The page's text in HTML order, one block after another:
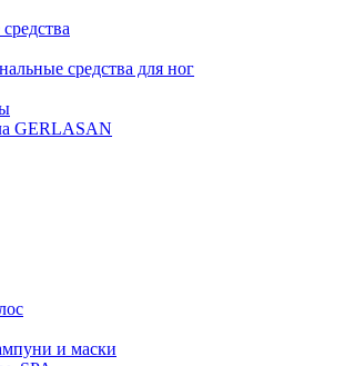
средства для ног
GERLASAN
и маски